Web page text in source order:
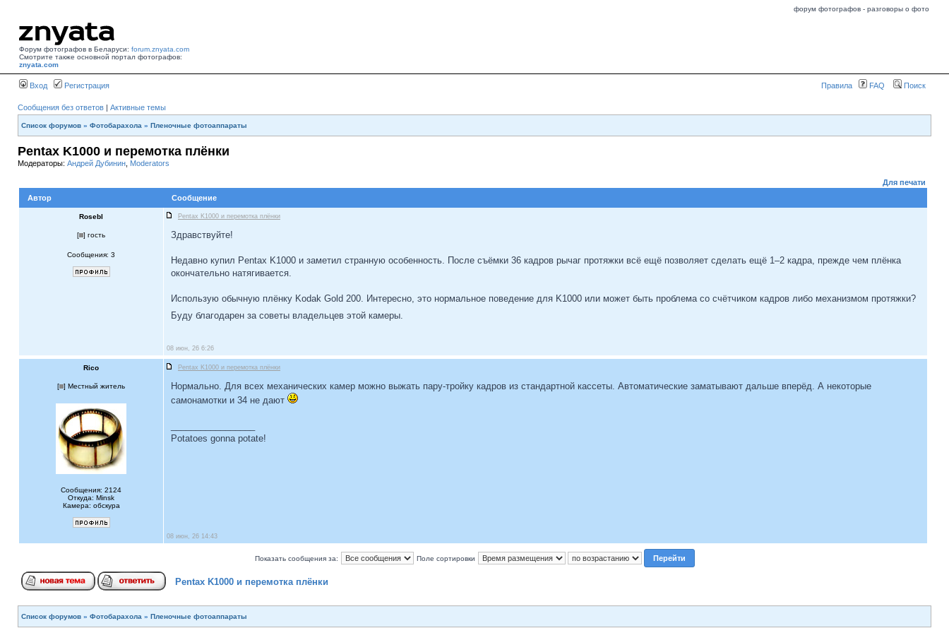
форум фотографов - разговоры о фото
Форум фотографов в Беларуси: forum.znyata.com
Смотрите также основной портал фотографов:
znyata.com
Вход Регистрация Правила FAQ Поиск
Сообщения без ответов | Активные темы
Список форумов » Фотобарахола » Пленочные фотоаппараты
Pentax K1000 и перемотка плёнки
Модераторы: Андрей Дубинин Moderators
Для печати
Автор
Сообщение
Rosebl Pentax K1000 и перемотка плёнки
[ ] гость
Сообщения: 3
Здравствуйте!
Недавно купил Pentax K1000 и заметил странную особенность. После съёмки 36 кадров рычаг протяжки всё ещё позволяет сделать ещё 1–2 кадра, прежде чем плёнка
окончательно натягивается.
Использую обычную плёнку Kodak Gold 200. Интересно, это нормальное поведение для K1000 или может быть проблема со счётчиком кадров либо механизмом протяжки?
Буду благодарен за советы владельцев этой камеры.
08 июн, 26 6:26
Rico Pentax K1000 и перемотка плёнки
[ ] Местный житель
Сообщения: 2124
Откуда: Minsk
Камера: обскура
Нормально. Для всех механических камер можно выжать пару-тройку кадров из стандартной кассеты. Автоматические заматывают дальше вперёд. А некоторые
самонамотки и 34 не дают
Potatoes gonna potate!
08 июн, 26 14:43
Показать сообщения за: Поле сортировки
Pentax K1000 и перемотка плёнки
Список форумов » Фотобарахола » Пленочные фотоаппараты